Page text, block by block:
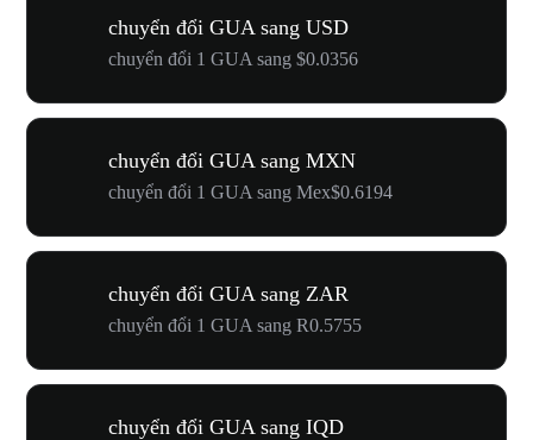
chuyển đổi GUA sang USD
chuyển đổi 1 GUA sang $0.0356
chuyển đổi GUA sang MXN
chuyển đổi 1 GUA sang Mex$0.6194
chuyển đổi GUA sang ZAR
chuyển đổi 1 GUA sang R0.5755
chuyển đổi GUA sang IQD